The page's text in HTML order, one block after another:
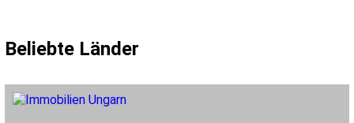
Beliebte Länder